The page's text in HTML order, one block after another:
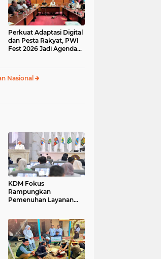
Perkuat Adaptasi Digital
dan Pesta Rakyat, PWI
Fest 2026 Jadi Agenda
Nasional
KDM Fokus
Rampungkan
Pemenuhan Layanan